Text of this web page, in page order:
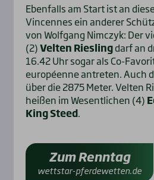
Ebenfalls am Start ist an
Vincennes ein anderer
von Wolfgang Nimczyk: Der
(2)Velten Rieslingdarf an
16.42 Uhr sogar als Co-
européenne antreten. Auch
über die 2875 Meter. Velten
heißen im Wesentlichen (4)
King Steed.
Zum Renntag
wettstar-pferdewetten.de